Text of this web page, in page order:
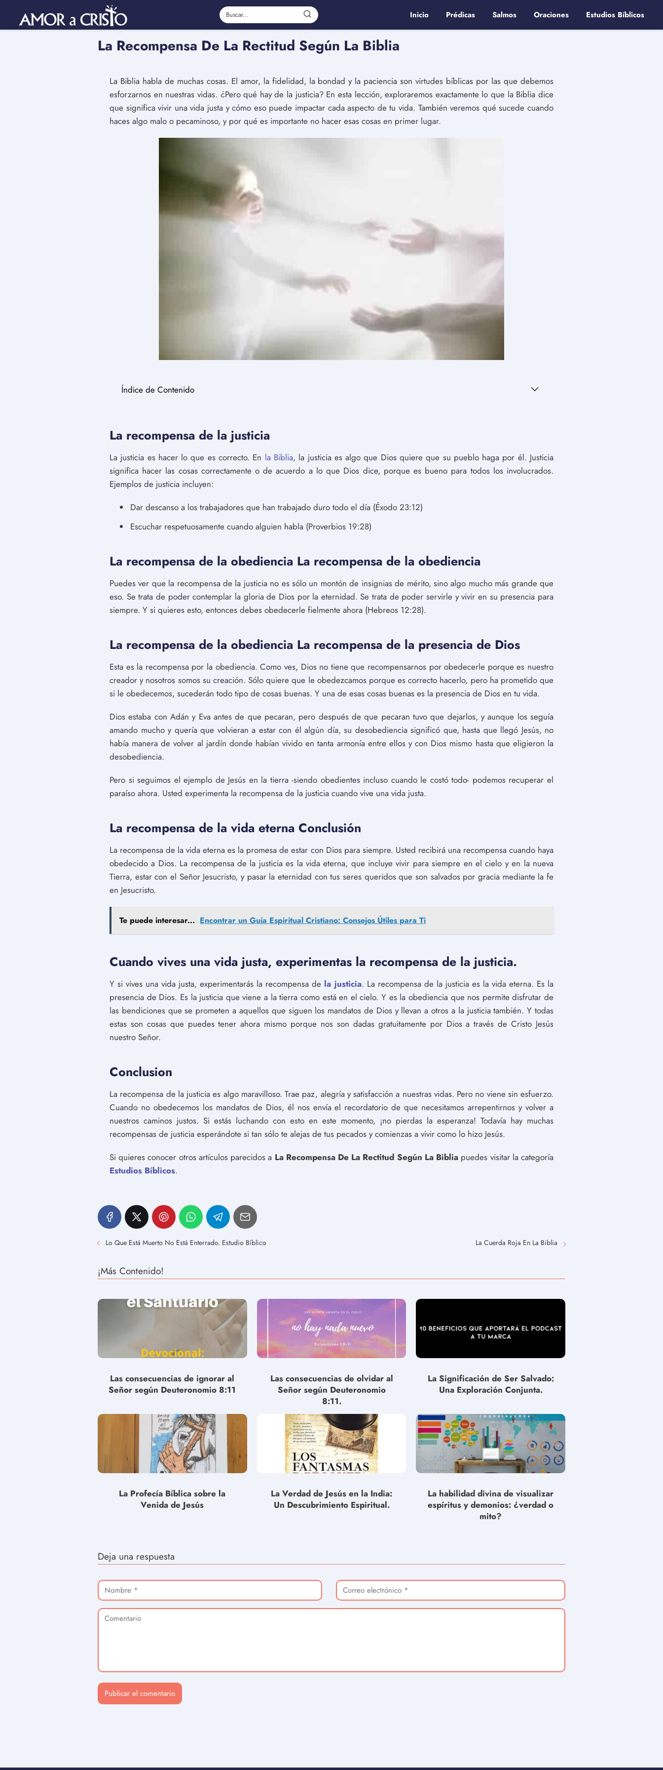
Inicio Prédicas Salmos Oraciones Estudios Bíblicos
La Recompensa De La Rectitud Según La Biblia
La Biblia habla de muchas cosas. El amor, la fidelidad, la bondad y la paciencia son virtudes bíblicas por las que debemos
esforzarnos en nuestras vidas. ¿Pero qué hay de la justicia? En esta lección, exploraremos exactamente lo que la Biblia dice
que significa vivir una vida justa y cómo eso puede impactar cada aspecto de tu vida. También veremos qué sucede cuando
haces algo malo o pecaminoso, y por qué es importante no hacer esas cosas en primer lugar.
Índice de Contenido
La recompensa de la justicia
La justicia es hacer lo que es correcto. En la Biblia, la justicia es algo que Dios quiere que su pueblo haga por él. Justicia
significa hacer las cosas correctamente o de acuerdo a lo que Dios dice, porque es bueno para todos los involucrados.
Ejemplos de justicia incluyen:
Dar descanso a los trabajadores que han trabajado duro todo el día (Éxodo 23:12)
Escuchar respetuosamente cuando alguien habla (Proverbios 19:28)
La recompensa de la obediencia La recompensa de la obediencia
Puedes ver que la recompensa de la justicia no es sólo un montón de insignias de mérito, sino algo mucho más grande que
eso. Se trata de poder contemplar la gloria de Dios por la eternidad. Se trata de poder servirle y vivir en su presencia para
siempre. Y si quieres esto, entonces debes obedecerle fielmente ahora (Hebreos 12:28).
La recompensa de la obediencia La recompensa de la presencia de Dios
Esta es la recompensa por la obediencia. Como ves, Dios no tiene que recompensarnos por obedecerle porque es nuestro
creador y nosotros somos su creación. Sólo quiere que le obedezcamos porque es correcto hacerlo, pero ha prometido que
si le obedecemos, sucederán todo tipo de cosas buenas. Y una de esas cosas buenas es la presencia de Dios en tu vida.
Dios estaba con Adán y Eva antes de que pecaran, pero después de que pecaran tuvo que dejarlos, y aunque los seguía
amando mucho y quería que volvieran a estar con él algún día, su desobediencia significó que, hasta que llegó Jesús, no
había manera de volver al jardín donde habían vivido en tanta armonía entre ellos y con Dios mismo hasta que eligieron la
desobediencia.
Pero si seguimos el ejemplo de Jesús en la tierra -siendo obedientes incluso cuando le costó todo- podemos recuperar el
paraíso ahora. Usted experimenta la recompensa de la justicia cuando vive una vida justa.
La recompensa de la vida eterna Conclusión
La recompensa de la vida eterna es la promesa de estar con Dios para siempre. Usted recibirá una recompensa cuando haya
obedecido a Dios. La recompensa de la justicia es la vida eterna, que incluye vivir para siempre en el cielo y en la nueva
Tierra, estar con el Señor Jesucristo, y pasar la eternidad con tus seres queridos que son salvados por gracia mediante la fe
en Jesucristo.
Te puede interesar... Encontrar un Guía Espiritual Cristiano: Consejos Útiles para Ti
Cuando vives una vida justa, experimentas la recompensa de la justicia.
Y si vives una vida justa, experimentarás la recompensa de la justicia. La recompensa de la justicia es la vida eterna. Es la
presencia de Dios. Es la justicia que viene a la tierra como está en el cielo. Y es la obediencia que nos permite disfrutar de
las bendiciones que se prometen a aquellos que siguen los mandatos de Dios y llevan a otros a la justicia también. Y todas
estas son cosas que puedes tener ahora mismo porque nos son dadas gratuitamente por Dios a través de Cristo Jesús
nuestro Señor.
Conclusion
La recompensa de la justicia es algo maravilloso. Trae paz, alegría y satisfacción a nuestras vidas. Pero no viene sin esfuerzo.
Cuando no obedecemos los mandatos de Dios, él nos envía el recordatorio de que necesitamos arrepentirnos y volver a
nuestros caminos justos. Si estás luchando con esto en este momento, ¡no pierdas la esperanza! Todavía hay muchas
recompensas de justicia esperándote si tan sólo te alejas de tus pecados y comienzas a vivir como lo hizo Jesús.
Si quieres conocer otros artículos parecidos a La Recompensa De La Rectitud Según La Biblia puedes visitar la categoría
Estudios Bíblicos.
Lo Que Está Muerto No Está Enterrado. Estudio Bíblico La Cuerda Roja En La Biblia
¡Más Contenido!
Las consecuencias de ignorar al
Señor según Deuteronomio 8:11
Las consecuencias de olvidar al
Señor según Deuteronomio
8:11.
La Significación de Ser Salvado:
Una Exploración Conjunta.
La Profecía Bíblica sobre la
Venida de Jesús
La Verdad de Jesús en la India:
Un Descubrimiento Espiritual.
La habilidad divina de visualizar
espíritus y demonios: ¿verdad o
mito?
Deja una respuesta